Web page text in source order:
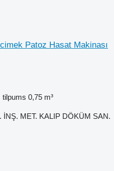
Patoz Hasat Makinası
tilpums 0,75 m³
MET. KALIP DÖKÜM SAN.